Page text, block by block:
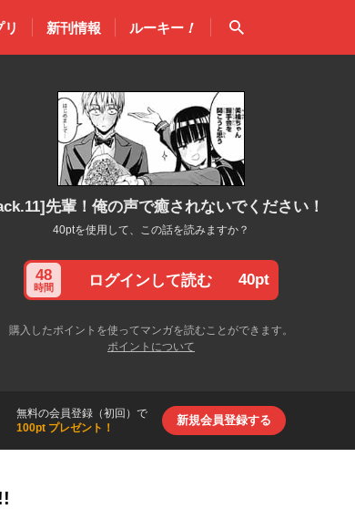
リ 新刊情報 ルーキー！ 検索
先輩！俺の声で癒されないでください！
40ptを使用して、この話を読みますか？
48
時間 ログインして読む 40pt
購入したポイントを使ってマンガを読むことができます。
ポイントについて
無料の会員登録（初回）で
100pt プレゼント！
新規会員登録する